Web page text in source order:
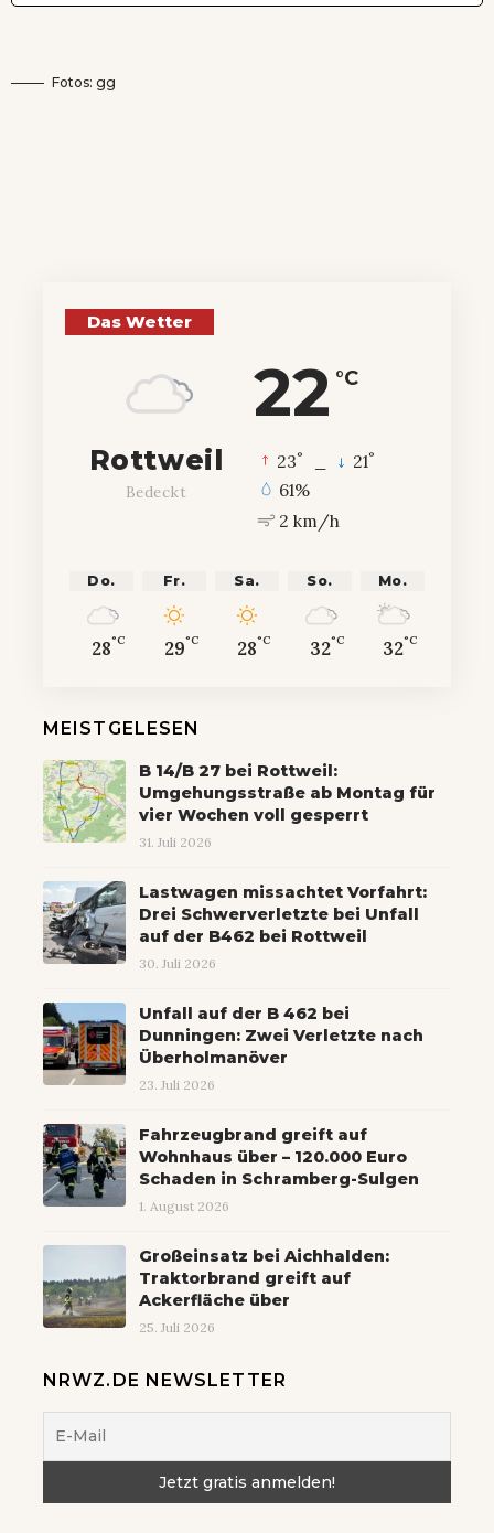
Fotos: gg
Das Wetter
22 °C
Rottweil
Bedeckt
23° 21°
61%
2 km/h
Do.
28°C
Fr.
29°C
Sa.
28°C
So.
32°C
Mo.
32°C
MEISTGELESEN
B 14/B 27 bei Rottweil:
Umgehungsstraße ab Montag für
vier Wochen voll gesperrt
31. Juli 2026
Lastwagen missachtet Vorfahrt:
Drei Schwerverletzte bei Unfall
auf der B462 bei Rottweil
30. Juli 2026
Unfall auf der B 462 bei
Dunningen: Zwei Verletzte nach
Überholmanöver
23. Juli 2026
Fahrzeugbrand greift auf
Wohnhaus über – 120.000 Euro
Schaden in Schramberg-Sulgen
1. August 2026
Großeinsatz bei Aichhalden:
Traktorbrand greift auf
Ackerfläche über
25. Juli 2026
NRWZ.DE NEWSLETTER